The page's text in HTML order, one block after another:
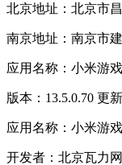
北京地址：北京市
南京地址：南京市
应用名称：小米游
版本：13.5.0.70 更
应用名称：小米游
开发者：北京瓦力